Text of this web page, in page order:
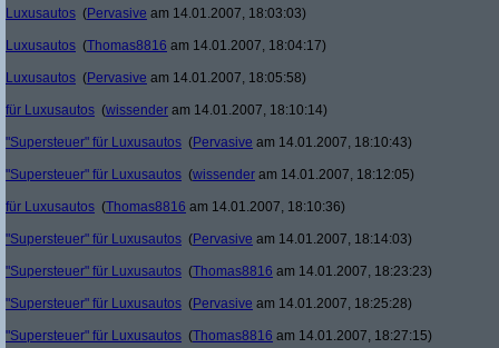
Luxusautos (Pervasive am 14.01.2007, 18:03:03)
Luxusautos (Thomas8816 am 14.01.2007, 18:04:17)
Luxusautos (Pervasive am 14.01.2007, 18:05:58)
für Luxusautos (wissender am 14.01.2007, 18:10:14)
"Supersteuer" für Luxusautos (Pervasive am 14.01.2007, 18:10:43)
"Supersteuer" für Luxusautos (wissender am 14.01.2007, 18:12:05)
für Luxusautos (Thomas8816 am 14.01.2007, 18:10:36)
"Supersteuer" für Luxusautos (Pervasive am 14.01.2007, 18:14:03)
"Supersteuer" für Luxusautos (Thomas8816 am 14.01.2007, 18:23:23)
"Supersteuer" für Luxusautos (Pervasive am 14.01.2007, 18:25:28)
"Supersteuer" für Luxusautos (Thomas8816 am 14.01.2007, 18:27:15)